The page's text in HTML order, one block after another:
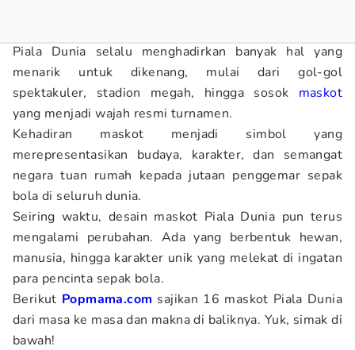
Piala Dunia selalu menghadirkan banyak hal yang
menarik untuk dikenang, mulai dari gol-gol
spektakuler, stadion megah, hingga sosok maskot
yang menjadi wajah resmi turnamen.
Kehadiran maskot menjadi simbol yang
merepresentasikan budaya, karakter, dan semangat
negara tuan rumah kepada jutaan penggemar sepak
bola di seluruh dunia.
Seiring waktu, desain maskot Piala Dunia pun terus
mengalami perubahan. Ada yang berbentuk hewan,
manusia, hingga karakter unik yang melekat di ingatan
para pencinta sepak bola.
Berikut Popmama.com sajikan 16 maskot Piala Dunia
dari masa ke masa dan makna di baliknya. Yuk, simak di
bawah!